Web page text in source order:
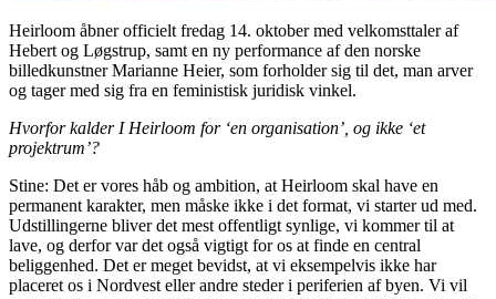
Heirloom åbner officielt fredag 14. oktober med velkomsttaler af
Hebert og Løgstrup, samt en ny performance af den norske
billedkunstner Marianne Heier, som forholder sig til det, man arver
og tager med sig fra en feministisk juridisk vinkel.
Hvorfor kalder I Heirloom for ‘en organisation’, og ikke ‘et
projektrum’?
Stine: Det er vores håb og ambition, at Heirloom skal have en
permanent karakter, men måske ikke i det format, vi starter ud med.
Udstillingerne bliver det mest offentligt synlige, vi kommer til at
lave, og derfor var det også vigtigt for os at finde en central
beliggenhed. Det er meget bevidst, at vi eksempelvis ikke har
placeret os i Nordvest eller andre steder i periferien af byen. Vi vil